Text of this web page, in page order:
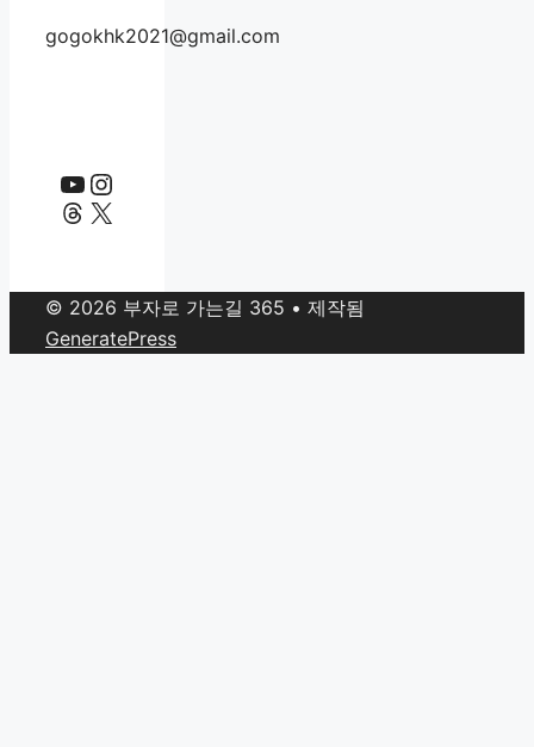
gogokhk2021@gmail.com
YouTube
Instagram
Threads
X
© 2026 부자로 가는길 365 • 제작됨
GeneratePress